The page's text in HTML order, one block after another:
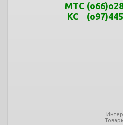
МТС
КС